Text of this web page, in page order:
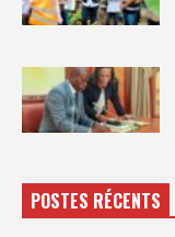
POSTES RÉCENTS